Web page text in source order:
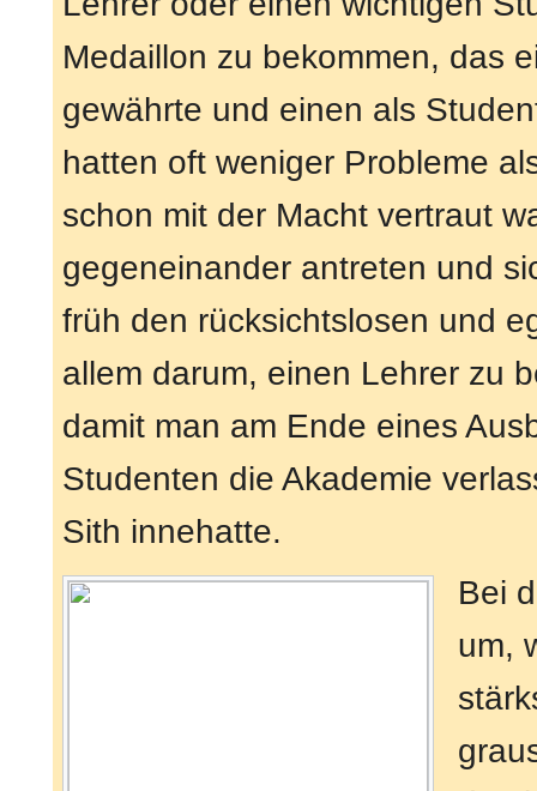
Medaillon zu bekommen, das
gewährte und einen als
hatten oft weniger Probleme
schon mit der Macht vertraut
gegeneinander antreten und
früh den rücksichtslosen und
allem darum, einen Lehrer zu
damit man am Ende eines
Studenten die Akademie
Sith innehatte.
Bei
um,